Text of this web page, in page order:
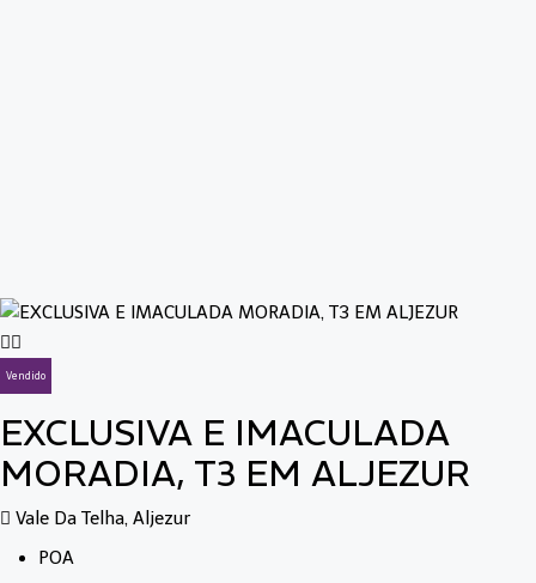
Vendido
EXCLUSIVA E IMACULADA
MORADIA, T3 EM ALJEZUR
Vale Da Telha, Aljezur
POA